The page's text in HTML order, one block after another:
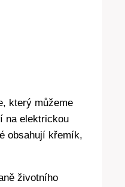
který můžeme
na elektrickou
obsahují křemík,
životního